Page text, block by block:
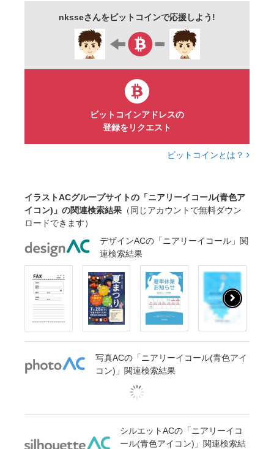
nksseさんをビットコインで応援しよう!
ビットコインアドレスの
登録をリクエスト
ビットコインとは？
イラストACグループサイトの「ニアリーイコール(青色ア
イコン)」の関連検索結果 （同じアカウントで無料ダウン
ロードできます）
デザインACの「ニアリーイコール」関
連検索結果
写真ACの「ニアリーイコール(青色アイ
コン)」関連検索結果
シルエットACの「ニアリーイコ
ール(青色アイコン)」関連検索結